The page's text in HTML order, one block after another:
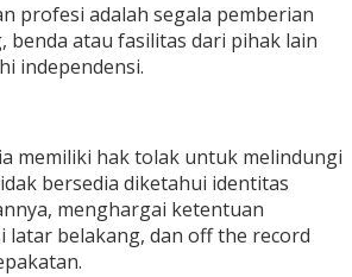
profesi adalah segala pemberian
benda atau fasilitas dari pihak lain
independensi.
memiliki hak tolak untuk melindungi
bersedia diketahui identitas
menghargai ketentuan
latar belakang, dan off the record